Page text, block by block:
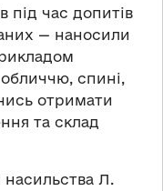
під час допитів
— наносили
обличчю, спині,
отримати
та склад
насильства Л.